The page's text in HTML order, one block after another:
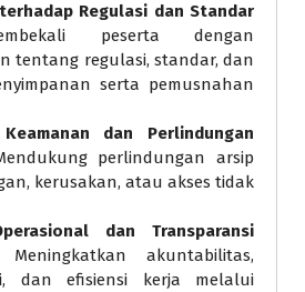
Regulasi dan Standar
peserta dengan
tentang regulasi, standar, dan
serta pemusnahan
dan Perlindungan
perlindungan arsip
kerusakan, atau akses tidak
dan Transparansi
Meningkatkan akuntabilitas,
dan efisiensi kerja melalui